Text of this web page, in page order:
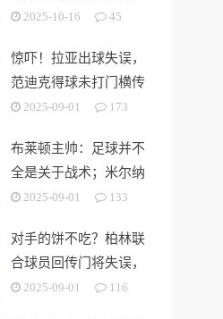
揭幕战是想太多了
2025-10-16 45
惊吓！拉亚出球失误，
范迪克得球未打门横传
被破坏
2025-09-01 173
布莱顿主帅：足球并不
全是关于战术；米尔纳
可以为球队带来帮助
2025-09-01 133
对手的饼不吃？柏林联
合球员回传门将失误，
吉拉西错失大单刀
2025-09-01 116